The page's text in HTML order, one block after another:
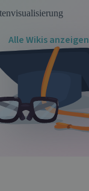
Alle Wikis anzeigen